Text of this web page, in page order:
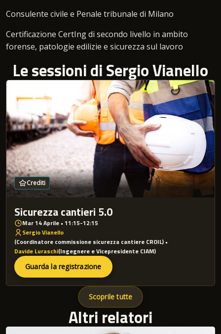
Consulente civile e Penale tribunale di Milano
Certificazione CertIng di secondo livello in ambito
forense, patologie edilizie e sicurezza sul lavoro
Le sessioni di Sergio Vianello
Crediti
Sicurezza cantieri 5.0
Mar 14 Aprile • 11:15-12:15
Sergio Vianello
(Coordinatore commissione sicurezza cantiere CROIL) •
Davide Luraschi(Ingegnere e Vicepresidente CIAM)
Guarda la registrazione
Scoprile tutte
Altri relatori